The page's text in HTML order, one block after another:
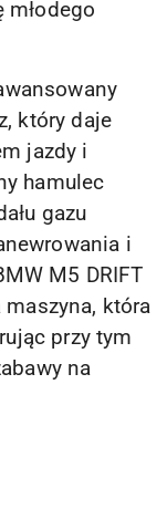
młodego
który daje
jazdy i
hamulec
gazu
i
M5 DRIFT
która
przy tym
na